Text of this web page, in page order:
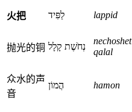
火把 לַפִּיד lappid
抛光的铜 נְחֹשֶׁת קָלָל
nechoshet
qalal
众水的声
音
הֲמוֹן hamon